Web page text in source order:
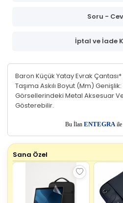
Soru -
İptal ve İade
Baron Küçük Yatay Evrak
Taşıma Askılı Boyut (Mm)
Görsellerindeki Metal Aksesuar
Gösterebilir.
Bu İlan ENTEGRAile
Sana Özel